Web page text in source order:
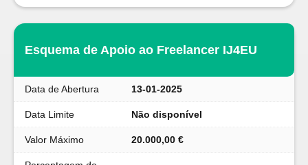
Esquema de Apoio ao Freelancer IJ4EU
Data de Abertura 13-01-2025
Data Limite Não disponível
Valor Máximo 20.000,00 €